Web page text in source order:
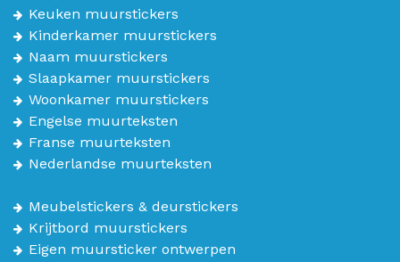
Keuken muurstickers
Kinderkamer muurstickers
Naam muurstickers
Slaapkamer muurstickers
Woonkamer muurstickers
Engelse muurteksten
Franse muurteksten
Nederlandse muurteksten
Meubelstickers & deurstickers
Krijtbord muurstickers
Eigen muursticker ontwerpen